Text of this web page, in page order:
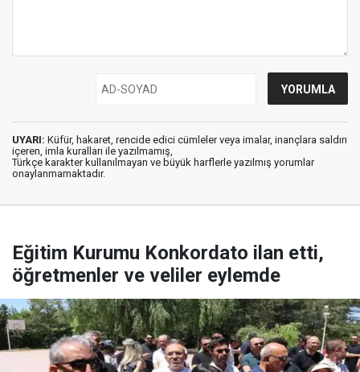
UYARI: Küfür, hakaret, rencide edici cümleler veya imalar, inançlara saldırı
içeren, imla kuralları ile yazılmamış,
Türkçe karakter kullanılmayan ve büyük harflerle yazılmış yorumlar
onaylanmamaktadır.
Eğitim Kurumu Konkordato ilan etti,
öğretmenler ve veliler eylemde